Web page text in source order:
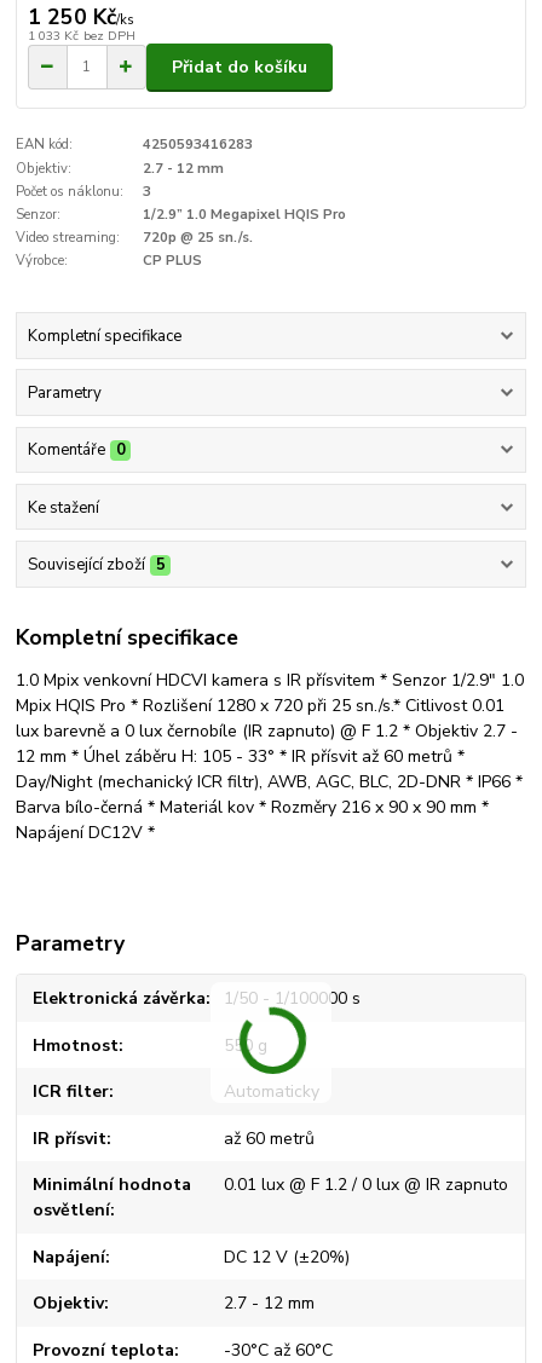
1 250 Kč/ks
1 033 Kč bez DPH
Přidat do košíku
EAN kód:
4250593416283
Objektiv:
2.7 - 12 mm
Počet os náklonu:
3
Senzor:
1/2.9” 1.0 Megapixel HQIS Pro
Video streaming:
720p @ 25 sn./s.
Výrobce:
CP PLUS
Kompletní specifikace
Parametry
Komentáře 0
Ke stažení
Související zboží 5
Kompletní specifikace
1.0 Mpix venkovní HDCVI kamera s IR přísvitem * Senzor 1/2.9" 1.0
Mpix HQIS Pro * Rozlišení 1280 x 720 při 25 sn./s.* Citlivost 0.01
lux barevně a 0 lux černobíle (IR zapnuto) @ F 1.2 * Objektiv 2.7 -
12 mm * Úhel záběru H: 105 - 33° * IR přísvit až 60 metrů *
Day/Night (mechanický ICR filtr), AWB, AGC, BLC, 2D-DNR * IP66 *
Barva bílo-černá * Materiál kov * Rozměry 216 x 90 x 90 mm *
Napájení DC12V *
Parametry
Elektronická závěrka 1/50 - 1/100000 s
Hmotnost 550 g
ICR filter Automaticky
IR přísvit až 60 metrů
Minimální hodnota
osvětlení
0.01 lux @ F 1.2 / 0 lux @ IR zapnuto
Napájení DC 12 V (±20%)
Objektiv 2.7 - 12 mm
Provozní teplota -30°C až 60°C